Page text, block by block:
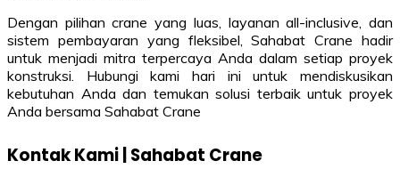
Dengan pilihan crane yang luas, layanan all-inclusive, dan
sistem pembayaran yang fleksibel, Sahabat Crane hadir
untuk menjadi mitra terpercaya Anda dalam setiap proyek
konstruksi. Hubungi kami hari ini untuk mendiskusikan
kebutuhan Anda dan temukan solusi terbaik untuk proyek
Anda bersama Sahabat Crane
Kontak Kami | Sahabat Crane